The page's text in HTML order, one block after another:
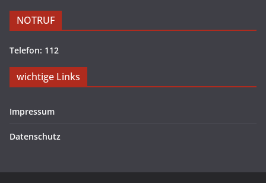
NOTRUF
Telefon: 112
wichtige Links
Impressum
Datenschutz